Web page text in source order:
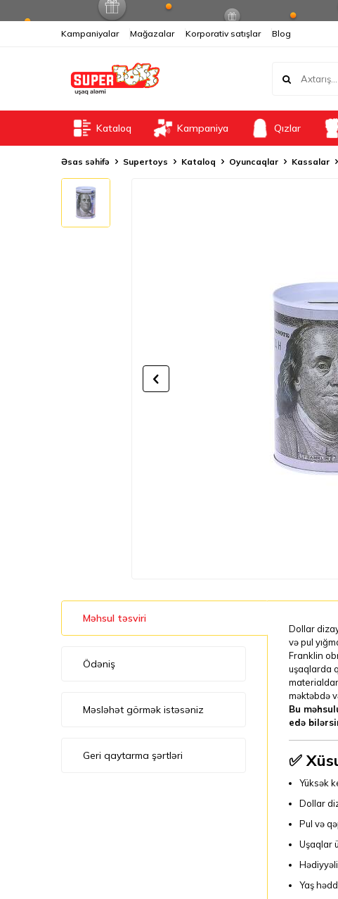
Kampaniyalar Mağazalar Korporativ satışlar Blog
Kataloq Kampaniya Qızlar
Əsas səhifə Supertoys Kataloq Oyuncaqlar Kassalar
Məhsul təsviri
Ödəniş
Məsləhət görmək istəsəniz
Geri qaytarma şərtləri
Dollar
və pul
Franklin
uşaqlarda
məktəbdə
Bu
edə
✅
Yüksək
Dollar
Pul və
Uşaqlar
Yaş